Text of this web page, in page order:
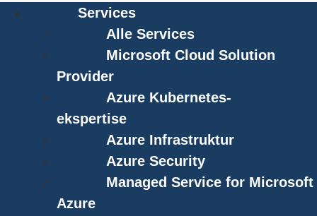
Services
Alle Services
Microsoft Cloud Solution
Provider
Azure Kubernetes-
ekspertise
Azure Infrastruktur
Azure Security
Managed Service for Microsoft
Azure